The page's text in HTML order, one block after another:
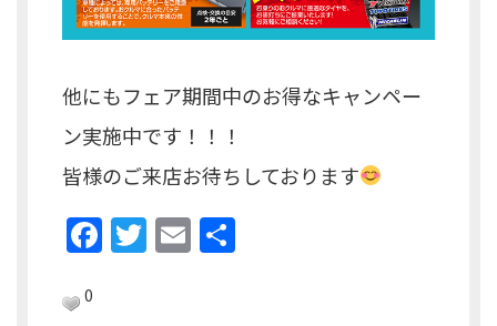
他にもフェア期間中のお得なキャンペー
ン実施中です！！！
皆様のご来店お待ちしております
F
a
T
w
E
m
共
0